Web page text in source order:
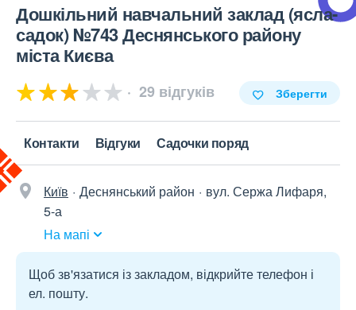
Дошкільний навчальний заклад (ясла-
садок) №743 Деснянського району
міста Києва
29 відгуків Зберегти
Контакти Відгуки Садочки поряд
Київ Деснянський район
вул. Сержа Лифаря,
5-а
На мапі
Щоб зв'язатися із закладом, відкрийте телефон і
ел. пошту.